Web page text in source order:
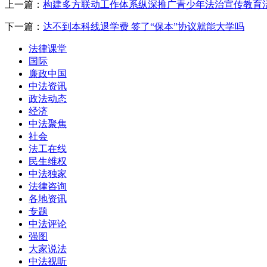
上一篇： 构建多方联动工作体系纵深推广青少年法治宣传教育
下一篇： 达不到本科线退学费 签了“保本”协议就能大学吗
法律课堂
国际
廉政中国
中法资讯
政法动态
经济
中法聚焦
社会
法工在线
民生维权
中法独家
法律咨询
各地资讯
专题
中法评论
强图
大家说法
中法视听